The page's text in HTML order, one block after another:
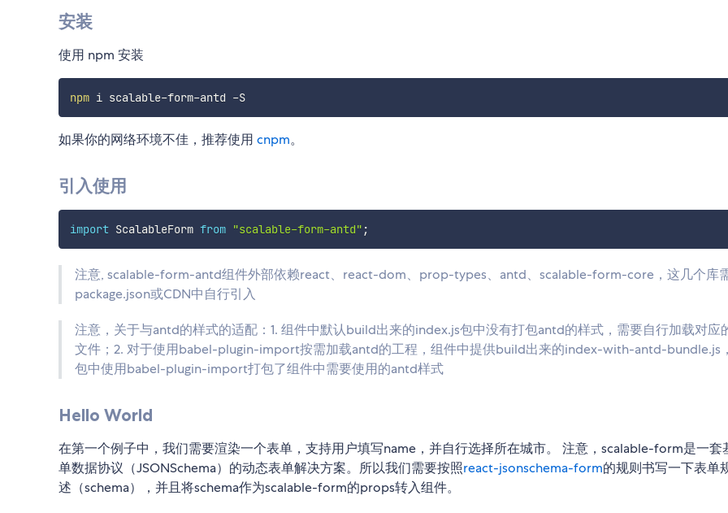
安装
使用 npm 安装
npm i scalable-form-antd -S
如果你的网络环境不佳，推荐使用 cnpm。
引入使用
import ScalableForm from "scalable-form-antd" ;
注意, scalable-form-antd组件外部依赖react、react-dom、prop-types、antd、scalable-form-core，这几个库
package.json或CDN中自行引入
注意，关于与antd的样式的适配：1. 组件中默认build出来的index.js包中没有打包antd的样式，需要自行加载对应
文件；2. 对于使用babel-plugin-import按需加载antd的工程，组件中提供build出来的index-with-antd-bundle.js
包中使用babel-plugin-import打包了组件中需要使用的antd样式
Hello World
在第一个例子中，我们需要渲染一个表单，支持用户填写name，并自行选择所在城市。 注意，scalable-form是一套
单数据协议（JSONSchema）的动态表单解决方案。所以我们需要按照react-jsonschema-form的规则书写一下表单
述（schema），并且将schema作为scalable-form的props转入组件。